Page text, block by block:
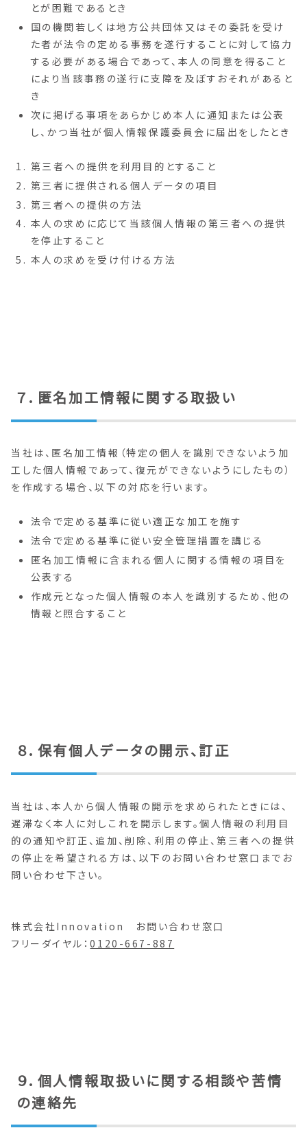
とが困難であるとき
国の機関若しくは地方公共団体又はその委託を受け
た者が法令の定める事務を遂行することに対して協力
する必要がある場合であって、本人の同意を得ること
により当該事務の遂行に支障を及ぼすおそれがあると
き
次に掲げる事項をあらかじめ本人に通知または公表
し、かつ当社が個人情報保護委員会に届出をしたとき
第三者への提供を利用目的とすること
第三者に提供される個人データの項目
第三者への提供の方法
本人の求めに応じて当該個人情報の第三者への提供
を停止すること
本人の求めを受け付ける方法
７．匿名加工情報に関する取扱い
当社は、匿名加工情報（特定の個人を識別できないよう加
工した個人情報であって、復元ができないようにしたもの）
を作成する場合、以下の対応を行います。
法令で定める基準に従い適正な加工を施す
法令で定める基準に従い安全管理措置を講じる
匿名加工情報に含まれる個人に関する情報の項目を
公表する
作成元となった個人情報の本人を識別するため、他の
情報と照合すること
８．保有個人データの開示、訂正
当社は、本人から個人情報の開示を求められたときには、
遅滞なく本人に対しこれを開示します。個人情報の利用目
的の通知や訂正、追加、削除、利用の停止、第三者への提供
の停止を希望される方は、以下のお問い合わせ窓口までお
問い合わせ下さい。
株式会社Innovation お問い合わせ窓口
フリーダイヤル：0120-667-887
９．個人情報取扱いに関する相談や苦情
の連絡先